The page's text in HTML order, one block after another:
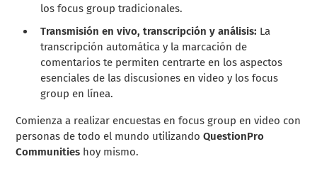
los focus group tradicionales.
Transmisión en vivo, transcripción y análisis: La
transcripción automática y la marcación de
comentarios te permiten centrarte en los aspectos
esenciales de las discusiones en video y los focus
group en línea.
Comienza a realizar encuestas en focus group en video con
personas de todo el mundo utilizandoQuestionPro
Communities hoy mismo.